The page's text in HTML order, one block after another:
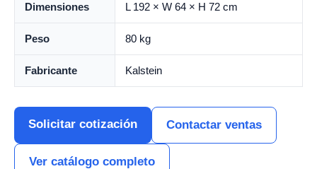
Dimensiones L 192 × W 64 × H 72 cm
Peso 80 kg
Fabricante Kalstein
Solicitar cotización Contactar ventas
Ver catálogo completo